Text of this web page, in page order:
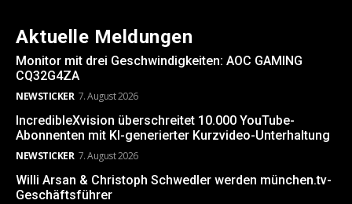
Aktuelle Meldungen
Monitor mit drei Geschwindigkeiten: AOC GAMING
CQ32G4ZA
NEWSTICKER 7. August 2026
IncredibleXvision überschreitet 10.000 YouTube-
Abonnenten mit KI-generierter Kurzvideo-Unterhaltung
NEWSTICKER 7. August 2026
Willi Arsan & Christoph Schwedler werden münchen.tv-
Geschäftsführer